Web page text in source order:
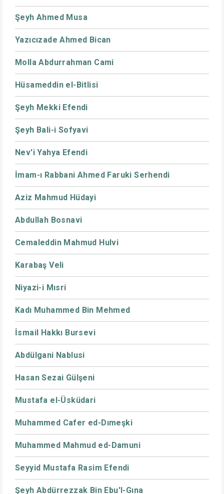
Şeyh Ahmed Musa
Yazıcızade Ahmed Bican
Molla Abdurrahman Cami
Hüsameddin el-Bitlisi
Şeyh Mekki Efendi
Şeyh Bali-i Sofyavi
Nev'i Yahya Efendi
İmam-ı Rabbani Ahmed Faruki Serhendi
Aziz Mahmud Hüdayi
Abdullah Bosnavi
Cemaleddin Mahmud Hulvi
Karabaş Veli
Niyazi-i Mısri
Kadı Muhammed Bin Mehmed
İsmail Hakkı Bursevi
Abdülgani Nablusi
Hasan Sezai Gülşeni
Mustafa el-Üsküdari
Muhammed Cafer ed-Dımeşki
Muhammed Mahmud ed-Damuni
Seyyid Mustafa Rasim Efendi
Şeyh Abdürrezzak Bin Ebu'l-Gına